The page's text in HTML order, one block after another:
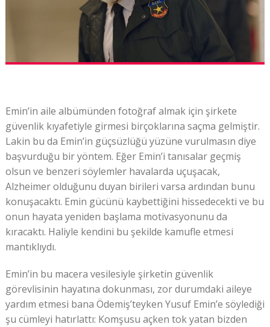
Emin’in aile albümünden fotoğraf almak için şirkete
güvenlik kıyafetiyle girmesi birçoklarına saçma gelmiştir.
Lakin bu da Emin’in güçsüzlüğü yüzüne vurulmasın diye
başvurduğu bir yöntem. Eğer Emin’i tanısalar geçmiş
olsun ve benzeri söylemler havalarda uçuşacak,
Alzheimer olduğunu duyan birileri varsa ardından bunu
konuşacaktı. Emin gücünü kaybettiğini hissedecekti ve bu
onun hayata yeniden başlama motivasyonunu da
kıracaktı. Haliyle kendini bu şekilde kamufle etmesi
mantıklıydı.
Emin’in bu macera vesilesiyle şirketin güvenlik
görevlisinin hayatına dokunması, zor durumdaki aileye
yardım etmesi bana Ödemiş’teyken Yusuf Emin’e söylediği
şu cümleyi hatırlattı: Komşusu açken tok yatan bizden